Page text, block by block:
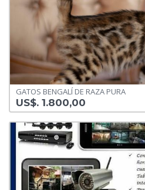
GATOS BENGALÍ DE RAZA PURA
US$. 1.800,00